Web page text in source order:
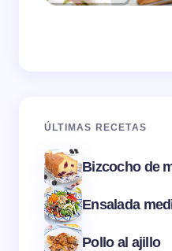
ÚLTIMAS RECETAS
Bizcocho de
Ensalada
Pollo al ajillo